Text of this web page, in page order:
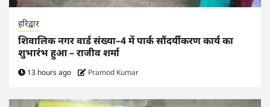
हरिद्वार
शिवालिक नगर वार्ड संख्या–4 में पार्क सौंदर्यीकरण कार्य का
शुभारंभ हुआ – राजीव शर्मा
13 hours ago Pramod Kumar